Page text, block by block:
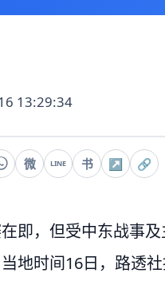
13:29:34
微 LINE 书 ↗ 🔗
即，但受中东战事
地时间16日，路透